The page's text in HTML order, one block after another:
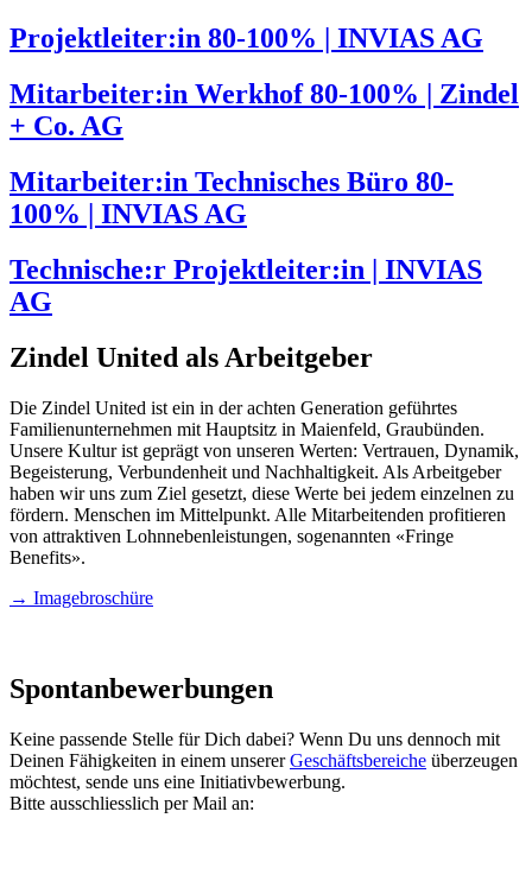
Projektleiter:in 80-100% | INVIAS AG
Mitarbeiter:in Werkhof 80-100% | Zindel
+ Co. AG
Mitarbeiter:in Technisches Büro 80-
100% | INVIAS AG
Technische:r Projektleiter:in | INVIAS
AG
Zindel United als Arbeitgeber
Die Zindel United ist ein in der achten Generation geführtes
Familienunternehmen mit Hauptsitz in Maienfeld, Graubünden.
Unsere Kultur ist geprägt von unseren Werten: Vertrauen, Dynamik,
Begeisterung, Verbundenheit und Nachhaltigkeit. Als Arbeitgeber
haben wir uns zum Ziel gesetzt, diese Werte bei jedem einzelnen zu
fördern. Menschen im Mittelpunkt. Alle Mitarbeitenden profitieren
von attraktiven Lohnnebenleistungen, sogenannten «Fringe
Benefits».
→ Imagebroschüre
Spontanbewerbungen
Keine passende Stelle für Dich dabei? Wenn Du uns dennoch mit
Deinen Fähigkeiten in einem unsererGeschäftsbereiche überzeugen
möchtest, sende uns eine Initiativbewerbung.
Bitte ausschliesslich per Mail an: